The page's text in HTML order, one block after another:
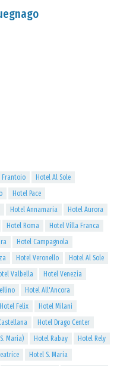
Frantoio
Hotel Al Sole
Hotel Pace
Hotel Annamaria
Hotel Aurora
Hotel Roma
Hotel Villa Franca
Hotel Campagnola
Hotel Veronello
Hotel Al Sole
Valbella
Hotel Venezia
Hotel All'Ancora
Hotel Felix
Hotel Milani
Hotel Drago Center
Maria) Hotel Rabay
Hotel Rely
Hotel S. Maria